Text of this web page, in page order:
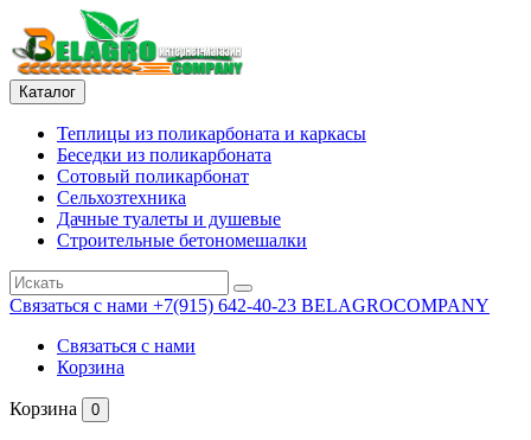
Каталог
Теплицы из поликарбоната и каркасы
Беседки из поликарбоната
Сотовый поликарбонат
Сельхозтехника
Дачные туалеты и душевые
Строительные бетономешалки
Связаться с нами +7(915) 642-40-23 BELAGROCOMPANY
Связаться с нами
Корзина
Корзина 0